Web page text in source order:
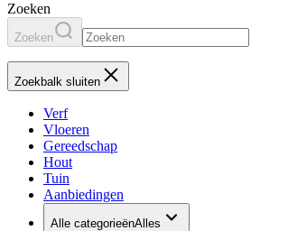
Zoeken
Zoeken
Zoekbalk sluiten
Verf
Vloeren
Gereedschap
Hout
Tuin
Aanbiedingen
Alle categorieënAlles